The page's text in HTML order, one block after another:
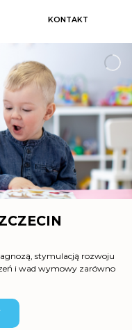
KONTAKT
stymulacją rozwoju
i wad wymowy zarówno